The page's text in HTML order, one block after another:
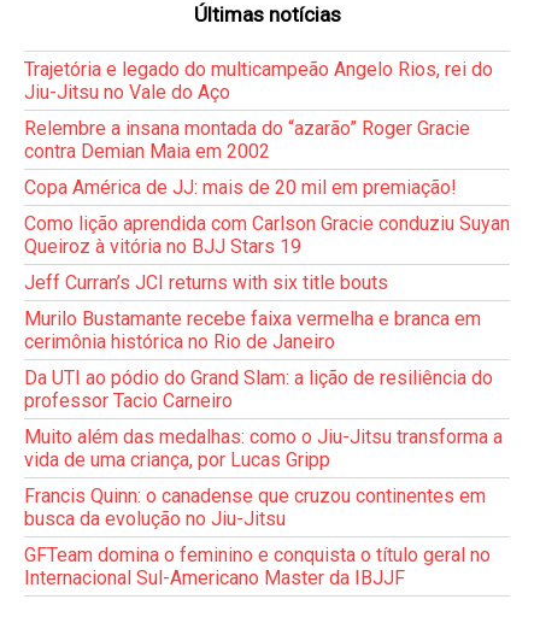
Últimas notícias
Trajetória e legado do multicampeão Angelo Rios, rei do
Jiu-Jitsu no Vale do Aço
Relembre a insana montada do “azarão” Roger Gracie
contra Demian Maia em 2002
Copa América de JJ: mais de 20 mil em premiação!
Como lição aprendida com Carlson Gracie conduziu Suyan
Queiroz à vitória no BJJ Stars 19
Jeff Curran’s JCI returns with six title bouts
Murilo Bustamante recebe faixa vermelha e branca em
cerimônia histórica no Rio de Janeiro
Da UTI ao pódio do Grand Slam: a lição de resiliência do
professor Tacio Carneiro
Muito além das medalhas: como o Jiu-Jitsu transforma a
vida de uma criança, por Lucas Gripp
Francis Quinn: o canadense que cruzou continentes em
busca da evolução no Jiu-Jitsu
GFTeam domina o feminino e conquista o título geral no
Internacional Sul-Americano Master da IBJJF